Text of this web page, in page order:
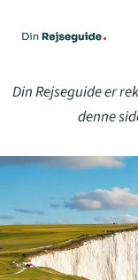
Din Rejseguide er
denne